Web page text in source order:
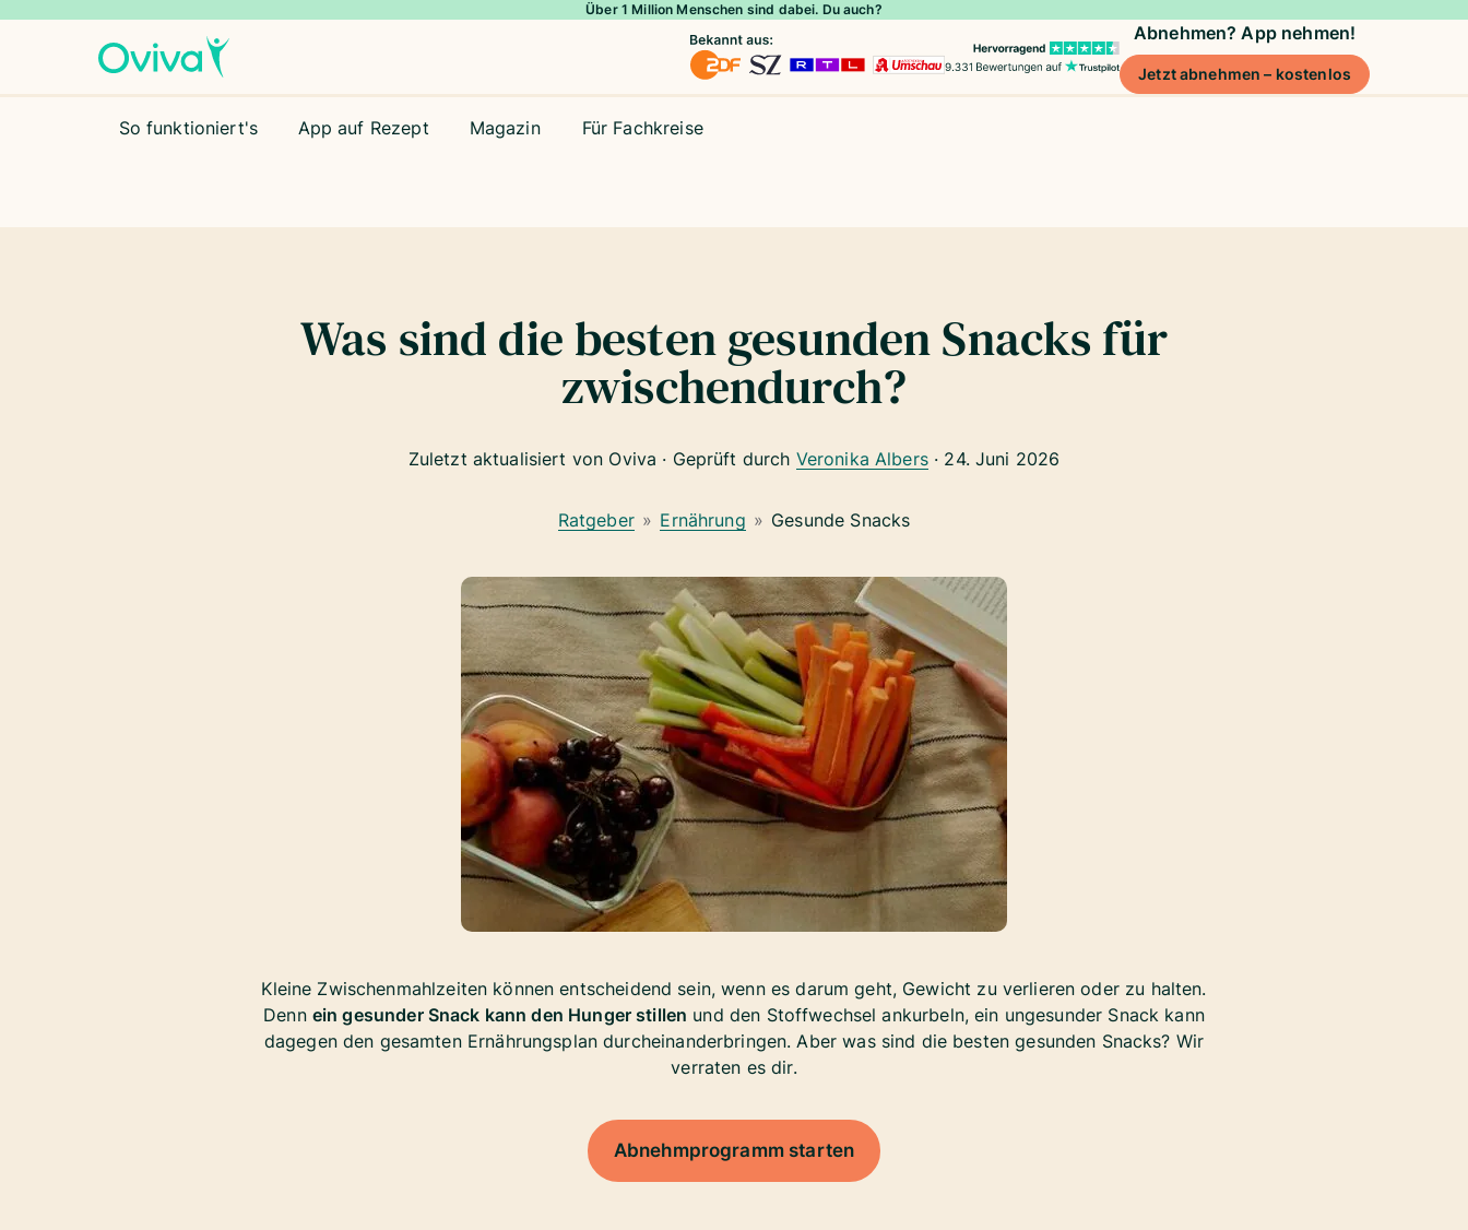
Über 1 Million Menschen sind dabei. Du auch?
Abnehmen? App nehmen!
Jetzt abnehmen – kostenlos
So funktioniert's App auf Rezept Magazin Für Fachkreise
Was sind die besten gesunden Snacks für
zwischendurch?
Zuletzt aktualisiert von Oviva · Geprüft durch Veronika Albers· 24. Juni 2026
Ratgeber » Ernährung » Gesunde Snacks
Kleine Zwischenmahlzeiten können entscheidend sein, wenn es darum geht, Gewicht zu verlieren oder zu halten.
Denn ein gesunder Snack kann den Hunger stillen und den Stoffwechsel ankurbeln, ein ungesunder Snack kann
dagegen den gesamten Ernährungsplan durcheinanderbringen. Aber was sind die besten gesunden Snacks? Wir
verraten es dir.
Abnehmprogramm starten